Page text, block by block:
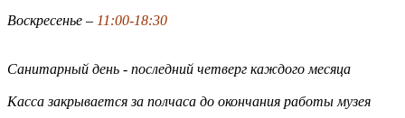
Воскресенье – 11:00-18:30
Санитарный день - последний четверг каждого месяца
Касса закрывается за полчаса до окончания работы музея